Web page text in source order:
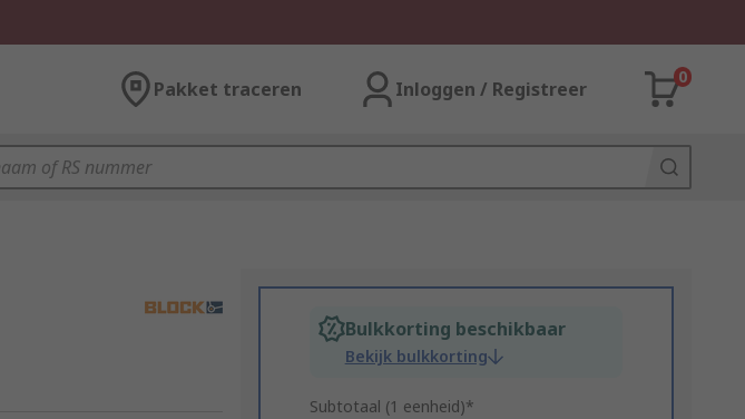
Pakket traceren Inloggen / Registreer
0
Bulkkorting beschikbaar
Bekijk bulkkorting
Subtotaal (1 eenheid)*